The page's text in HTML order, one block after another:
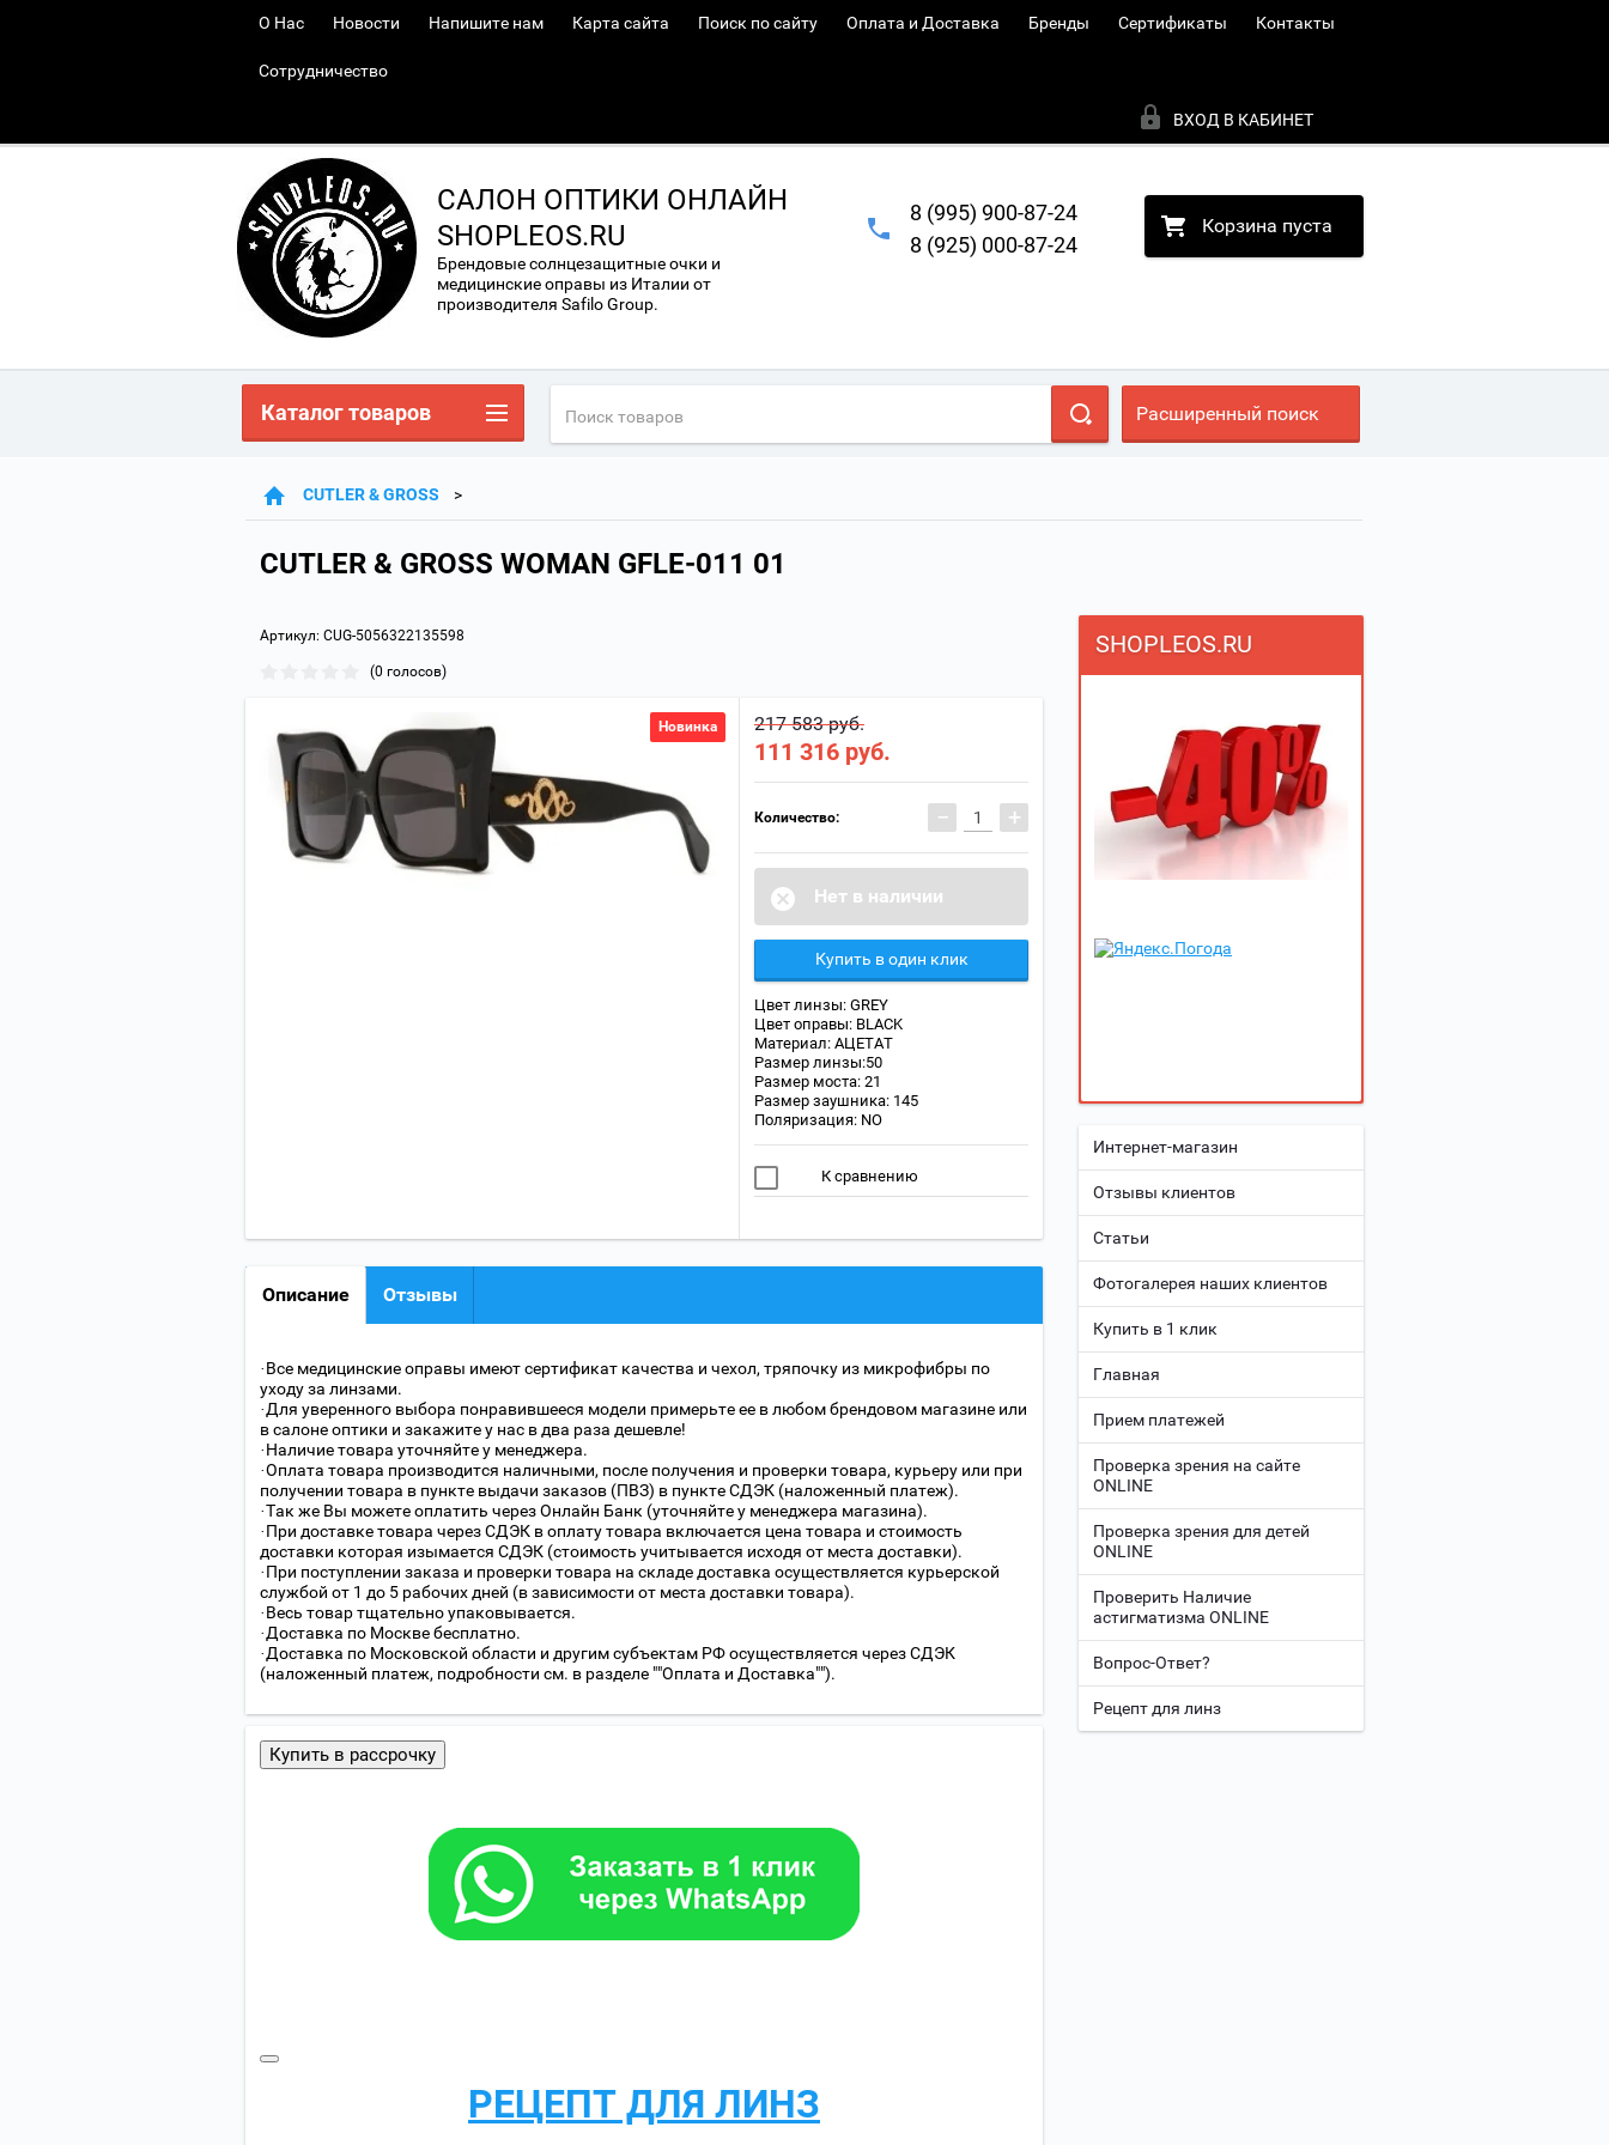
О Нас Новости Напишите нам Карта сайта Поиск по сайту Оплата и Доставка Бренды Сертификаты Контакты
Сотрудничество
ВХОД В КАБИНЕТ
САЛОН ОПТИКИ ОНЛАЙН
SHOPLEOS.RU
Брендовые солнцезащитные очки и
медицинские оправы из Италии от
производителя Safilo Group.
8 (995) 900-87-24
8 (925) 000-87-24
Корзина пуста
Расширенный поиск
CUTLER & GROSS
CUTLER & GROSS WOMAN GFLE-011 01
Артикул: CUG-5056322135598
(0 голосов)
Новинка 217 583 руб.
111 316 руб.
Количество: − +
Нет в наличии
Купить в один клик
Цвет линзы: GREY
Цвет оправы: BLACK
Материал: АЦЕТАТ
Размер линзы:50
Размер моста: 21
Размер заушника: 145
Поляризация: NO
К сравнению
Описание Отзывы
·Все медицинские оправы имеют сертификат качества и чехол, тряпочку из микрофибры по
уходу за линзами.
·Для уверенного выбора понравившееся модели примерьте ее в любом брендовом магазине или
в салоне оптики и закажите у нас в два раза дешевле!
·Наличие товара уточняйте у менеджера.
·Оплата товара производится наличными, после получения и проверки товара, курьеру или при
получении товара в пункте выдачи заказов (ПВЗ) в пункте СДЭК (наложенный платеж).
·Так же Вы можете оплатить через Онлайн Банк (уточняйте у менеджера магазина).
·При доставке товара через СДЭК в оплату товара включается цена товара и стоимость
доставки которая изымается СДЭК (стоимость учитывается исходя от места доставки).
·При поступлении заказа и проверки товара на складе доставка осуществляется курьерской
службой от 1 до 5 рабочих дней (в зависимости от места доставки товара).
·Весь товар тщательно упаковывается.
·Доставка по Москве бесплатно.
·Доставка по Московской области и другим субъектам РФ осуществляется через СДЭК
(наложенный платеж, подробности см. в разделе ""Оплата и Доставка"").
Купить в рассрочку
РЕЦЕПТ ДЛЯ ЛИНЗ
Каталог товаров
SHOPLEOS.RU
Интернет-магазин
Отзывы клиентов
Статьи
Фотогалерея наших клиентов
Купить в 1 клик
Главная
Прием платежей
Проверка зрения на сайте
ONLINE
Проверка зрения для детей
ONLINE
Проверить Наличие
астигматизма ONLINE
Вопрос-Ответ?
Рецепт для линз